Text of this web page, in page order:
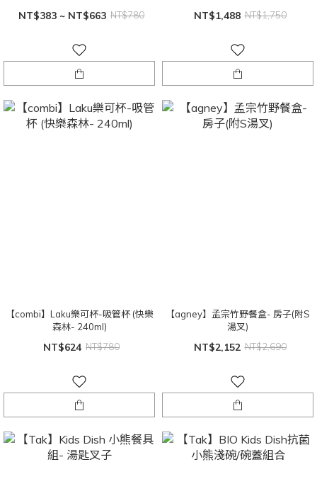
NT$383 ~ NT$663 NT$780 NT$1,488 NT$1,750
【combi】Laku樂可杯-吸管杯 (快樂
森林- 240ml)
NT$624 NT$780
【agney】孟宗竹野餐盒- 房子(附S
湯叉)
NT$2,152 NT$2,690